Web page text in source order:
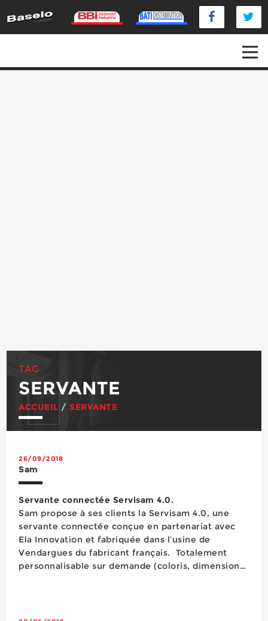
TAG
SERVANTE
ACCUEIL /SERVANTE
26/09/2018
Sam
Servante connectée Servisam 4.0.
Sam propose à ses clients la Servisam 4.0, une
servante connectée conçue en partenariat avec
Ela Innovation et fabriquée dans l’usine de
Vendargues du fabricant français. Totalement
personnalisable sur demande (coloris, dimensions,